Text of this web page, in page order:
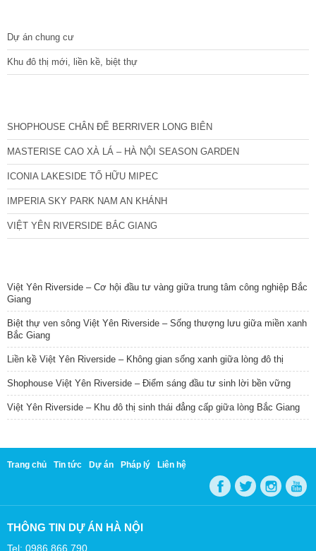
Dự án chung cư
Khu đô thị mới, liền kề, biệt thự
SHOPHOUSE CHÂN ĐẾ BERRIVER LONG BIÊN
MASTERISE CAO XÀ LÁ – HÀ NỘI SEASON GARDEN
ICONIA LAKESIDE TỐ HỮU MIPEC
IMPERIA SKY PARK NAM AN KHÁNH
VIỆT YÊN RIVERSIDE BẮC GIANG
Việt Yên Riverside – Cơ hội đầu tư vàng giữa trung tâm công nghiệp Bắc
Giang
Biệt thự ven sông Việt Yên Riverside – Sống thượng lưu giữa miền xanh
Bắc Giang
Liền kề Việt Yên Riverside – Không gian sống xanh giữa lòng đô thị
Shophouse Việt Yên Riverside – Điểm sáng đầu tư sinh lời bền vững
Việt Yên Riverside – Khu đô thị sinh thái đẳng cấp giữa lòng Bắc Giang
Trang chủ Tin tức Dự án Pháp lý Liên hệ
THÔNG TIN DỰ ÁN HÀ NỘI
Tel: 0986 866 790